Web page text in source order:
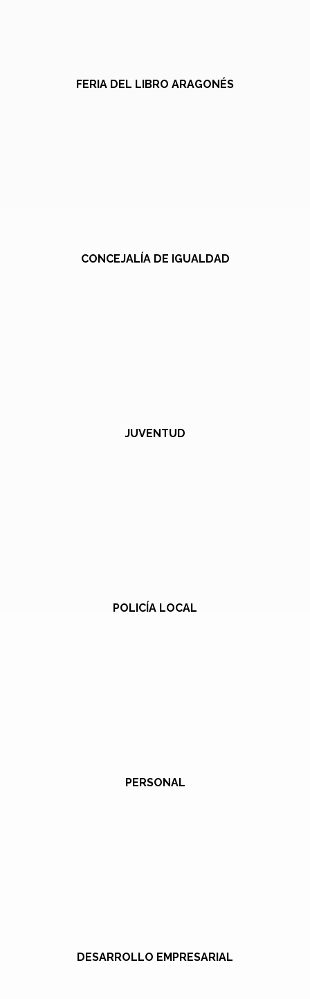
FERIA DEL LIBRO ARAGONÉS
CONCEJALÍA DE IGUALDAD
JUVENTUD
POLICÍA LOCAL
PERSONAL
DESARROLLO EMPRESARIAL